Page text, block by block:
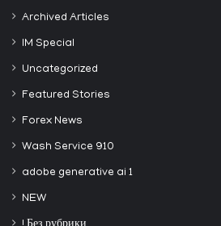
Archived Articles
IM Special
Uncategorized
Featured Stories
Forex News
Wash Service 910
adobe generative ai 1
NEW